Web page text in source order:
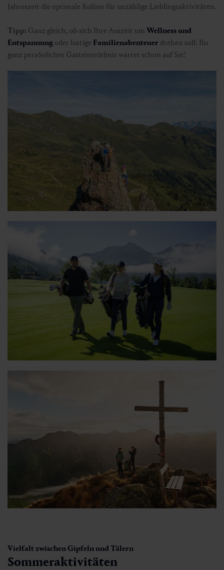
Jahreszeit die optimale Kulisse für unzählige Lieblingsaktivitäten.
Tipp: Ganz gleich, ob sich Ihre Auszeit um Wellness und
Entspannung oder lustige Familienabenteuer drehen soll: Ihr
ganz persönliches Gasteinerlebnis wartet schon auf Sie!
Vielfalt zwischen Gipfeln und Tälern
Sommeraktivitäten